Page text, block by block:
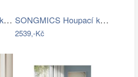
SONGMICS Houpací křeslo polstrované… SONGMICS Houpací křeslo polstrované…
2539,-Kč